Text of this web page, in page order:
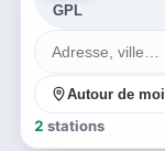
GPL
Autour de moi
2 stations